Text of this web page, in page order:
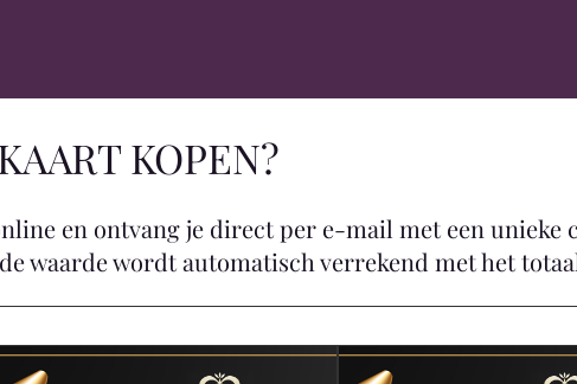
KOPEN?
en ontvang je direct per e-mail met een unieke
waarde wordt automatisch verrekend met het